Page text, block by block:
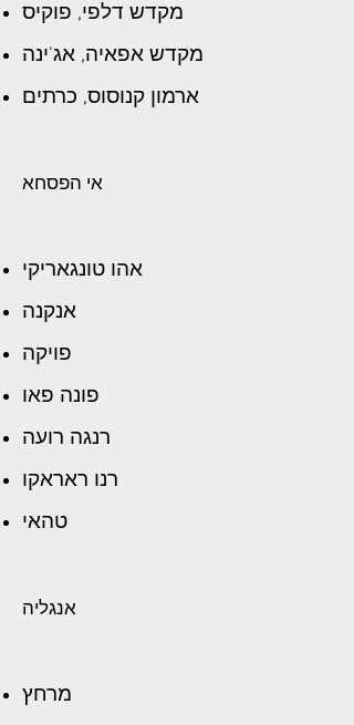
מקדש דלפי, פוקיס
מקדש אפאיה, אג'ינה
ארמון קנוסוס, כרתים
אי הפסחא
אהו טונגאריקי
אנקנה
פויקה
פונה פאו
רנגה רועה
רנו ראראקו
טהאי
אנגליה
מרחץ